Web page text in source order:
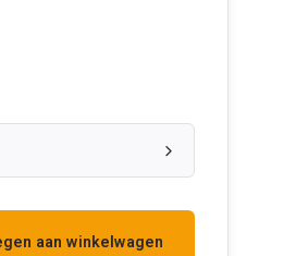
aan winkelwagen